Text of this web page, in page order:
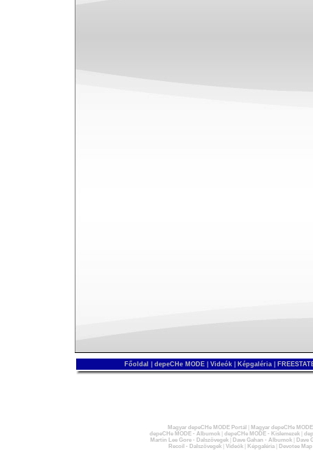
Főoldal depeCHe MODE Videók Képgaléria
Magyar depeCHe MODE Portál
Magyar depeCHe
depeCHe MODE - Albumok| depeCHe MODE - Kislemezek|
Martin Lee Gore - Dalszövegek| Dave Gahan - Albumok|
Dave
Recoil - Dalszövegek| Videók| Képgaléria| Devotee Map